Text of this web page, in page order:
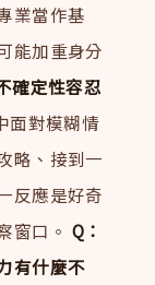
業當作基
能加重身分
確定性容忍
面對模糊情
略、接到一
反應是好奇
窗口。 Q：
有什麼不